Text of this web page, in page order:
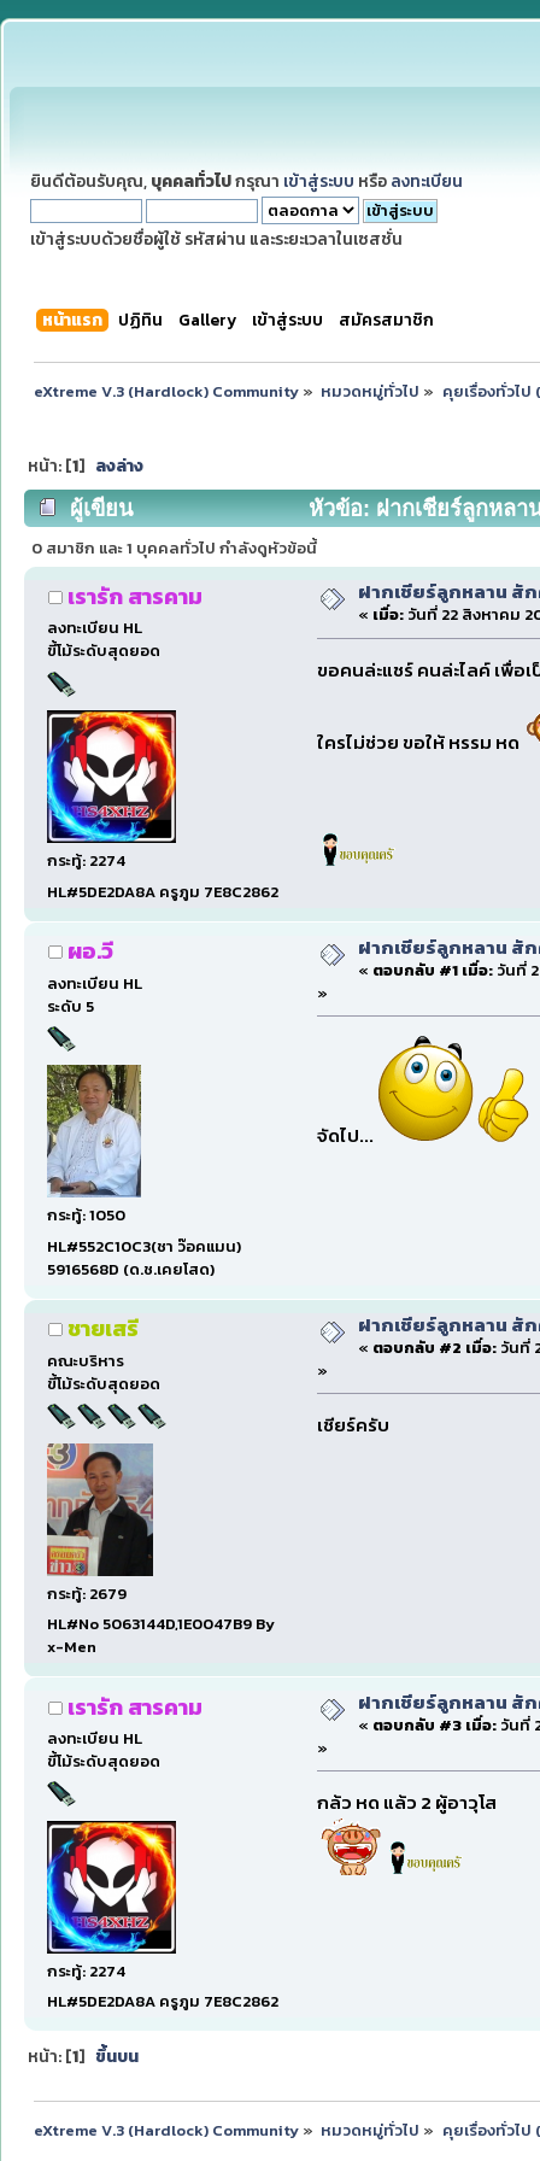
ยินดีต้อนรับคุณ, บุคคลทั่วไปกรุณา เข้าสู่ระบบ หรือ ลงทะเบียน
เข้าสู่ระบบด้วยชื่อผู้ใช้ รหัสผ่าน และระยะเวลาในเซสชั่น
หน้าแรก ปฏิทิน Gallery เข้าสู่ระบบ สมัครสมาชิก
eXtreme V.3 (Hardlock) Community» หมวดหมู่ทั่วไป » คุยเรื่องทั่วไป
หน้า: [1] ลงล่าง
ผู้เขียน หัวข้อ: ฝากเชียร์ลูกหลา
0 สมาชิก และ 1 บุคคลทั่วไป กำลังดูหัวข้อนี้
เรารัก สารคาม
ลงทะเบียน HL
ขี้โม้ระดับสุดยอด
กระทู้: 2274
HL#5DE2DA8A ครูภูม 7E8C2862
ฝากเชียร์ลูกหลาน สั
« เมื่อ:วันที่ 22 สิงหาคม
ขอคนล่ะแชร์ คนล่ะไลค์ เพื่อ
ใครไม่ช่วย ขอให้ หรรม หด
ผอ.วี
ลงทะเบียน HL
ระดับ 5
กระทู้: 1050
HL#552C10C3(ชา ว๊อคแมน)
5916568D (ด.ช.เคยโสด)
ฝากเชียร์ลูกหลาน สั
« ตอบกลับ #1 เมื่อ:วันที่
»
จัดไป...
ชายเสรี
คณะบริหาร
ขี้โม้ระดับสุดยอด
กระทู้: 2679
HL#No 5063144D,1E0047B9 By
x-Men
ฝากเชียร์ลูกหลาน สั
« ตอบกลับ #2 เมื่อ:วันที่
»
เชียร์ครับ
เรารัก สารคาม
ลงทะเบียน HL
ขี้โม้ระดับสุดยอด
กระทู้: 2274
HL#5DE2DA8A ครูภูม 7E8C2862
ฝากเชียร์ลูกหลาน สั
« ตอบกลับ #3 เมื่อ:วันที่
»
กล้ว หด แล้ว 2 ผู้อาวุโส
หน้า: [1] ขึ้นบน
eXtreme V.3 (Hardlock) Community» หมวดหมู่ทั่วไป » คุยเรื่องทั่วไป